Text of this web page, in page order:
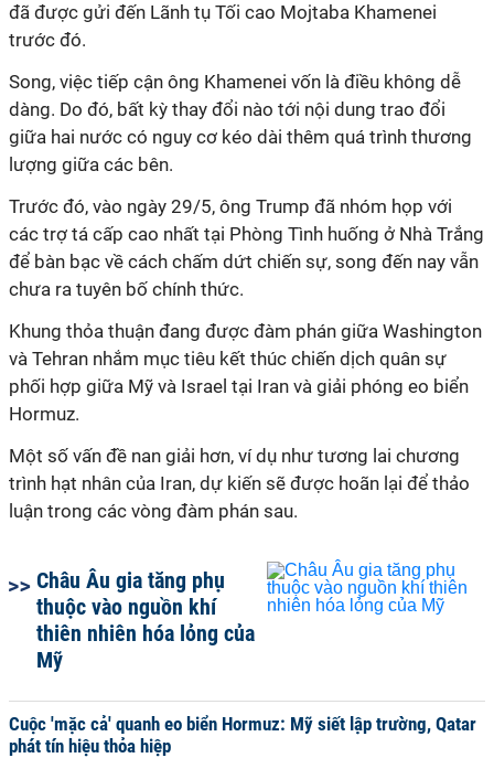
đã được gửi đến Lãnh tụ Tối cao Mojtaba Khamenei
trước đó.
Song, việc tiếp cận ông Khamenei vốn là điều không dễ
dàng. Do đó, bất kỳ thay đổi nào tới nội dung trao đổi
giữa hai nước có nguy cơ kéo dài thêm quá trình thương
lượng giữa các bên.
Trước đó, vào ngày 29/5, ông Trump đã nhóm họp với
các trợ tá cấp cao nhất tại Phòng Tình huống ở Nhà Trắng
để bàn bạc về cách chấm dứt chiến sự, song đến nay vẫn
chưa ra tuyên bố chính thức.
Khung thỏa thuận đang được đàm phán giữa Washington
và Tehran nhắm mục tiêu kết thúc chiến dịch quân sự
phối hợp giữa Mỹ và Israel tại Iran và giải phóng eo biển
Hormuz.
Một số vấn đề nan giải hơn, ví dụ như tương lai chương
trình hạt nhân của Iran, dự kiến sẽ được hoãn lại để thảo
luận trong các vòng đàm phán sau.
Châu Âu gia tăng phụ
thuộc vào nguồn khí
thiên nhiên hóa lỏng của
Mỹ
Cuộc 'mặc cả' quanh eo biển Hormuz: Mỹ siết lập trường, Qatar
phát tín hiệu thỏa hiệp